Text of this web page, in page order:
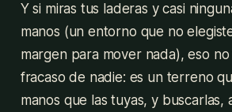
Y si miras tus laderas y casi
manos (un entorno que no
margen para mover nada), eso
fracaso de nadie: es un terreno
manos que las tuyas, y buscarlas,